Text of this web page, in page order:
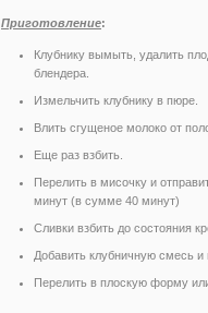
Приготовление:
Клубнику вымыть, удалить
блендера.
Измельчить клубнику в пюре.
Влить сгущеное молоко от
Еще раз взбить.
Перелить в мисочку и
минут (в сумме 40 минут)
Сливки взбить до состояния
Добавить клубничную смесь и
Перелить в плоскую форму